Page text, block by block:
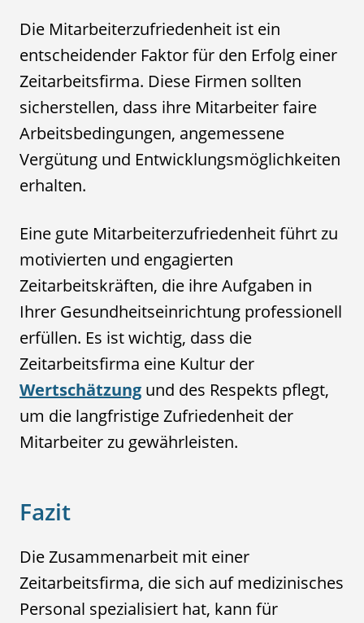
Die Mitarbeiterzufriedenheit ist ein
entscheidender Faktor für den Erfolg einer
Zeitarbeitsfirma. Diese Firmen sollten
sicherstellen, dass ihre Mitarbeiter faire
Arbeitsbedingungen, angemessene
Vergütung und Entwicklungsmöglichkeiten
erhalten.
Eine gute Mitarbeiterzufriedenheit führt zu
motivierten und engagierten
Zeitarbeitskräften, die ihre Aufgaben in
Ihrer Gesundheitseinrichtung professionell
erfüllen. Es ist wichtig, dass die
Zeitarbeitsfirma eine Kultur der
Wertschätzung und des Respekts pflegt,
um die langfristige Zufriedenheit der
Mitarbeiter zu gewährleisten.
Fazit
Die Zusammenarbeit mit einer
Zeitarbeitsfirma, die sich auf medizinisches
Personal spezialisiert hat, kann für